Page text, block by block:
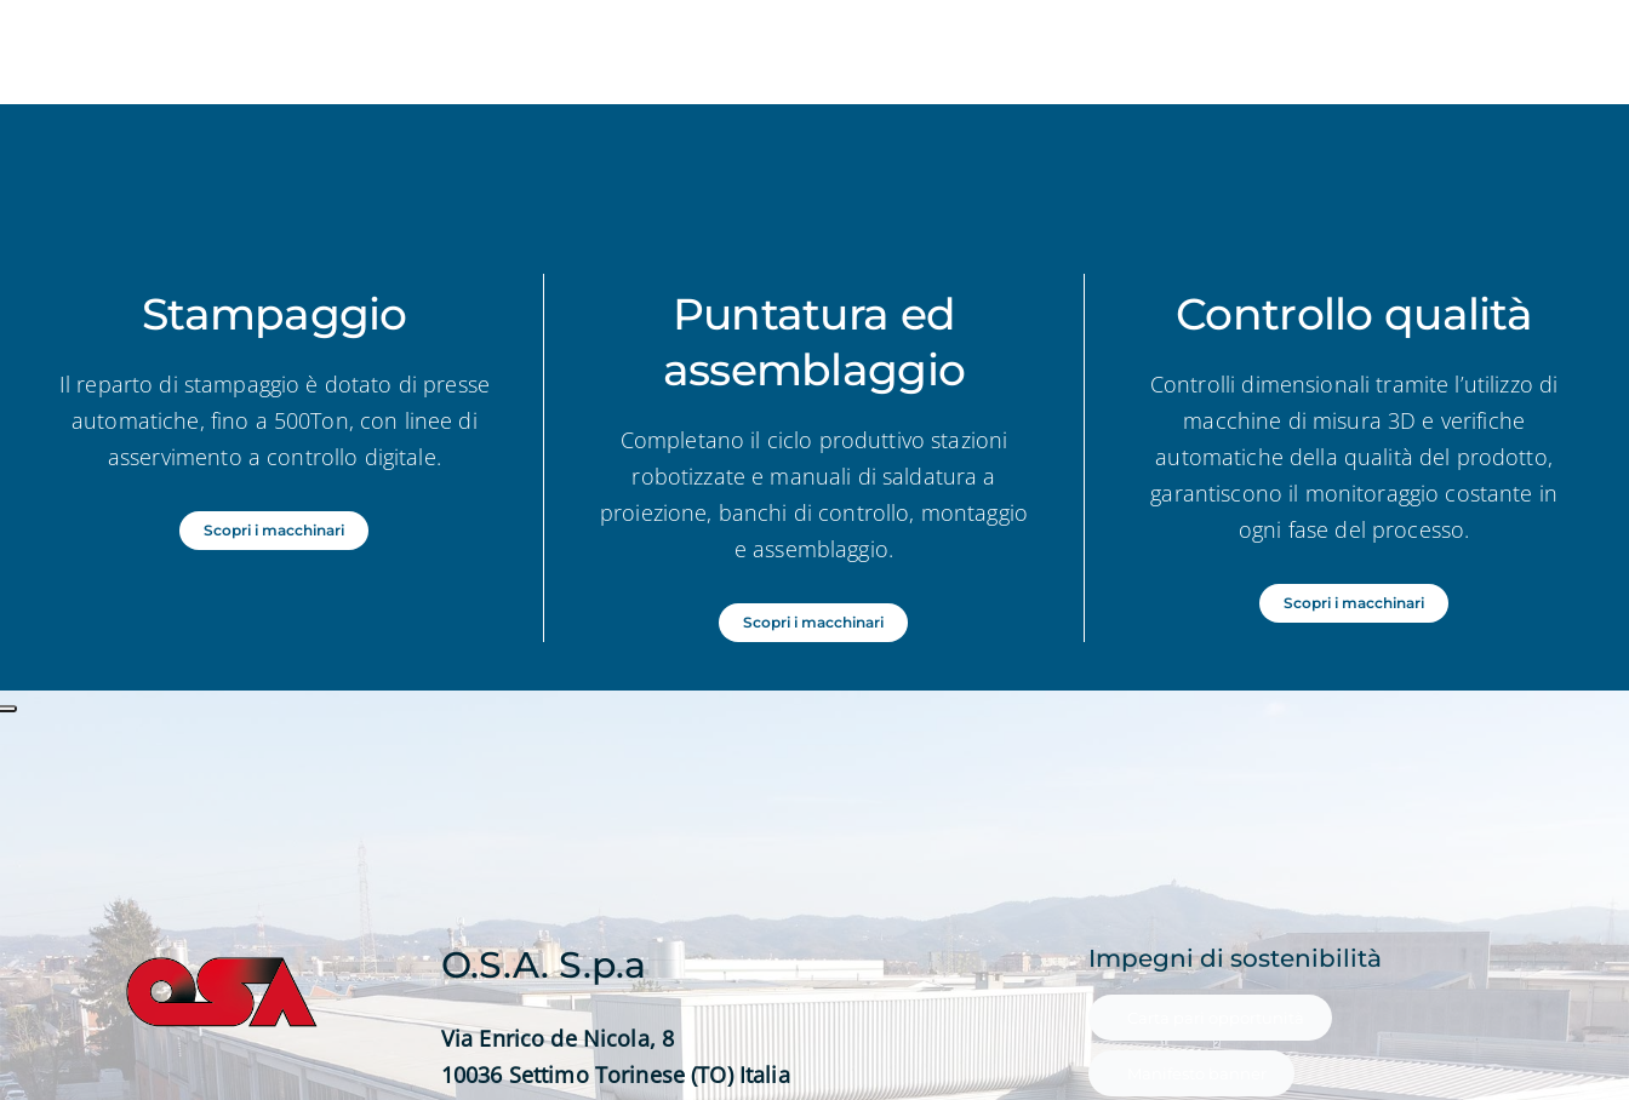
Stampaggio
Il reparto di stampaggio è dotato di presse
automatiche, fino a 500Ton, con linee di
asservimento a controllo digitale.
Scopri i macchinari
Puntatura ed
assemblaggio
Completano il ciclo produttivo stazioni
robotizzate e manuali di saldatura a
proiezione, banchi di controllo, montaggio
e assemblaggio.
Scopri i macchinari
Controllo qualità
Controlli dimensionali tramite l’utilizzo di
macchine di misura 3D e verifiche
automatiche della qualità del prodotto,
garantiscono il monitoraggio costante in
ogni fase del processo.
Scopri i macchinari
O.S.A. S.p.a
Via Enrico de Nicola, 8
10036 Settimo Torinese (TO) Italia
Impegni di sostenibilità